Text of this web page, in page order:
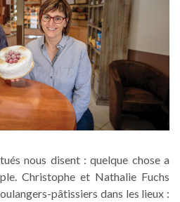
nous disent : quelque chose a
Christophe et Nathalie Fuchs
pâtissiers dans les lieux :